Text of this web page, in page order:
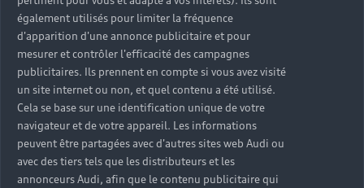
également utilisés pour limiter la fréquence
d'apparition d'une annonce publicitaire et pour
mesurer et contrôler l'efficacité des campagnes
publicitaires. Ils prennent en compte si vous avez visité
un site internet ou non, et quel contenu a été utilisé.
Cela se base sur une identification unique de votre
navigateur et de votre appareil. Les informations
peuvent être partagées avec d'autres sites web Audi ou
avec des tiers tels que les distributeurs et les
annonceurs Audi, afin que le contenu publicitaire qui
Un financement
personnalisé
Votre Partenaire Audi Bordeaux vous propose